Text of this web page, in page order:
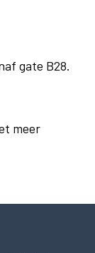
gate B28.
meer